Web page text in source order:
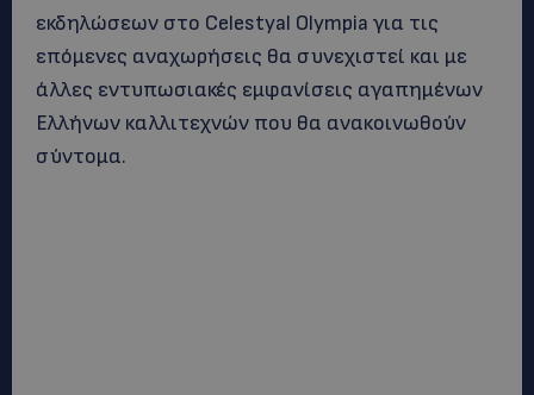
εκδηλώσεων στο Celestyal Olympia για τις
επόμενες αναχωρήσεις θα συνεχιστεί και με
άλλες εντυπωσιακές εμφανίσεις αγαπημένων
Ελλήνων καλλιτεχνών που θα ανακοινωθούν
σύντομα.